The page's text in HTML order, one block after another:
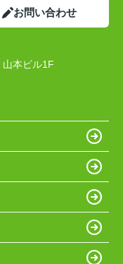
お問い合わせ
本ビル1F